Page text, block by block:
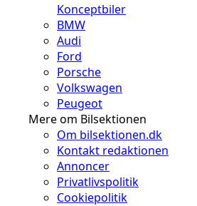
Konceptbiler
BMW
Audi
Ford
Porsche
Volkswagen
Peugeot
Mere om Bilsektionen
Om bilsektionen.dk
Kontakt redaktionen
Annoncer
Privatlivspolitik
Cookiepolitik